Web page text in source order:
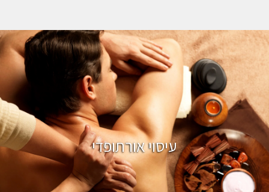
עיסוי אורתופדי